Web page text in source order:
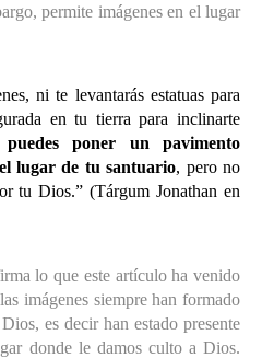
permite imágenes en el lugar
ni te levantarás estatuas para
en tu tierra para inclinarte
poner un pavimento
lugar de tu santuario, pero no
tu Dios.” (Tárgum Jonathan en
lo que este artículo ha venido
imágenes siempre han formado
es decir han estado presente
donde le damos culto a Dios.